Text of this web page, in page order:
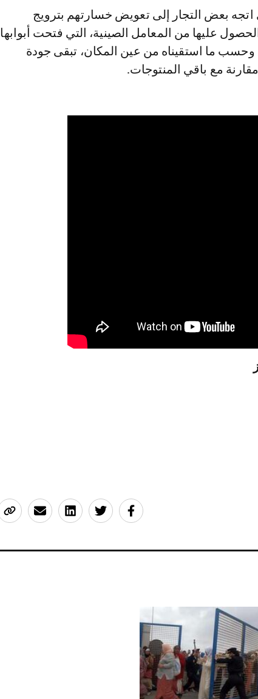
بعض التجار إلى تعويض خسارتهم بترويج
عليها من المعامل الصينية، التي فتحت أبوابها
ما استقيناه من عين المكان، تبقى جودة
مع باقي المنتوجات.